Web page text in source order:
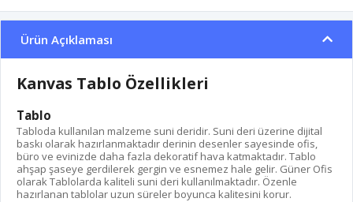
Ürün Açıklaması
Kanvas Tablo Özellikleri
Tablo
Tabloda kullanılan malzeme suni deridir. Suni deri üzerine dijital
baskı olarak hazırlanmaktadır derinin desenler sayesinde ofis,
büro ve evinizde daha fazla dekoratif hava katmaktadır. Tablo
ahşap şaseye gerdilerek gergin ve esnemez hale gelir. Güner Ofis
olarak Tablolarda kaliteli suni deri kullanılmaktadır. Özenle
hazırlanan tablolar uzun süreler boyunca kalitesini korur.